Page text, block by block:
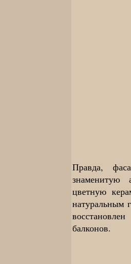
Правда,
знаменитую
цветную
натуральным
балконов.